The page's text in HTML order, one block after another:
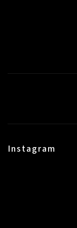
Instagram